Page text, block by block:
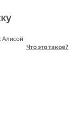
Алисой
Что это такое?